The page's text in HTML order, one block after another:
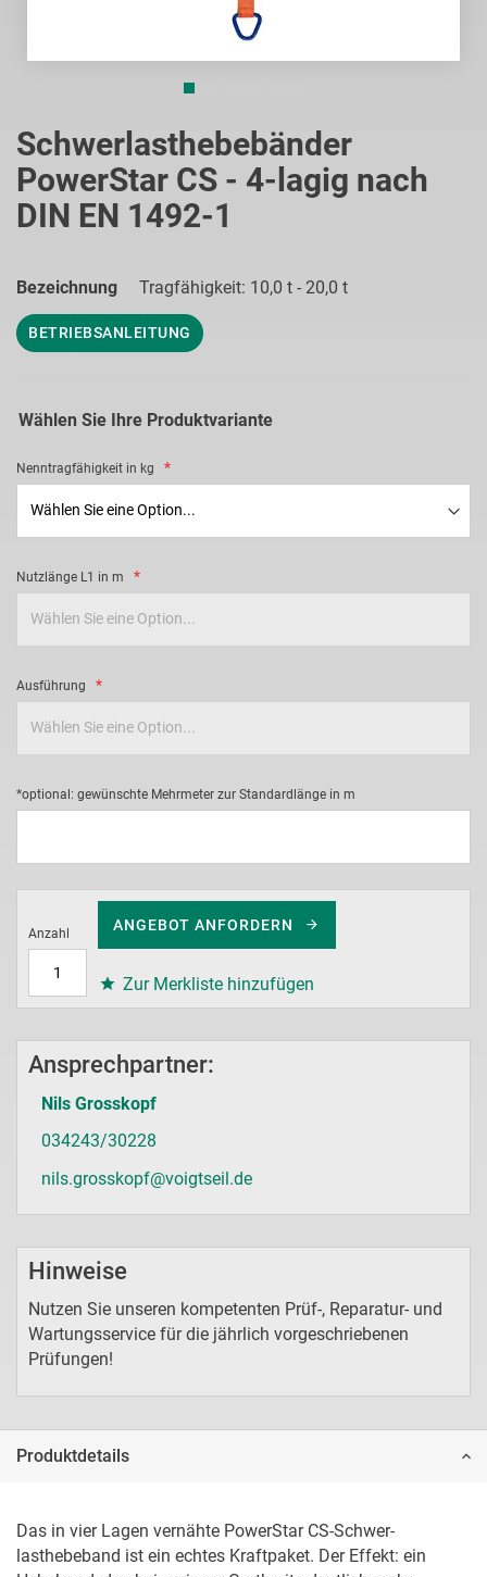
Schwerlasthebebänder
PowerStar CS - 4-lagig nach
DIN EN 1492-1
Bezeichnung Tragfähigkeit: 10,0 t - 20,0 t
BETRIEBSANLEITUNG
Wählen Sie Ihre Produktvariante
Nenntragfähigkeit in kg
Nutzlänge L1 in m
Ausführung
*optional: gewünschte Mehrmeter zur Standardlänge in m
Anzahl
ANGEBOT ANFORDERN
Zur Merkliste hinzufügen
Ansprechpartner:
Nils Grosskopf
034243/30228
nils.grosskopf@voigtseil.de
Hinweise
Nutzen Sie unseren kompetenten Prüf-, Reparatur- und
Wartungsservice für die jährlich vorgeschriebenen
Prüfungen!
Anfang
der
Bildgalerie
springen
Produktdetails
Das in vier Lagen vernähte PowerStar CS-Schwer-
lasthebeband ist ein echtes Kraftpaket. Der Effekt: ein